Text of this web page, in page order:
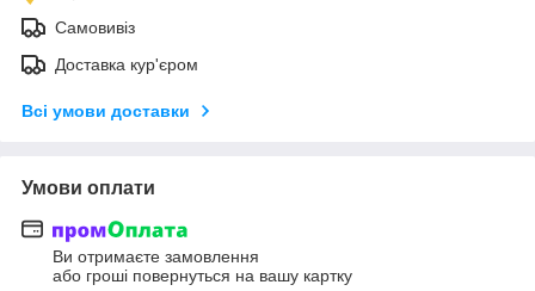
Самовивіз
Доставка кур'єром
Всі умови доставки
Умови оплати
Ви отримаєте замовлення
або гроші повернуться на вашу картку